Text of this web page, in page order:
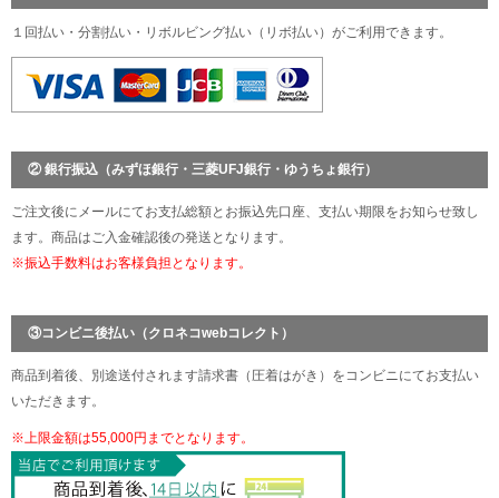
１回払い・分割払い・リボルビング払い（リボ払い）がご利用できます。
② 銀行振込（みずほ銀行・三菱UFJ銀行・ゆうちょ銀行）
ご注文後にメールにてお支払総額とお振込先口座、支払い期限をお知らせ致し
ます。商品はご入金確認後の発送となります。
※振込手数料はお客様負担となります。
③コンビニ後払い（クロネコwebコレクト）
商品到着後、別途送付されます請求書（圧着はがき）をコンビニにてお支払い
いただきます。
※上限金額は55,000円までとなります。